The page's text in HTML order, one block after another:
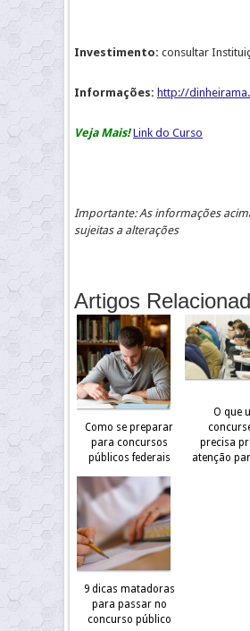
Investimento: consultar
Informações: http://
Veja Mais! Link do Curso
Importante: As informações
sujeitas a alterações
Artigos
Como se preparar
para concursos
públicos federais
O que
precisa
atenção
9 dicas matadoras
para passar no
concurso público